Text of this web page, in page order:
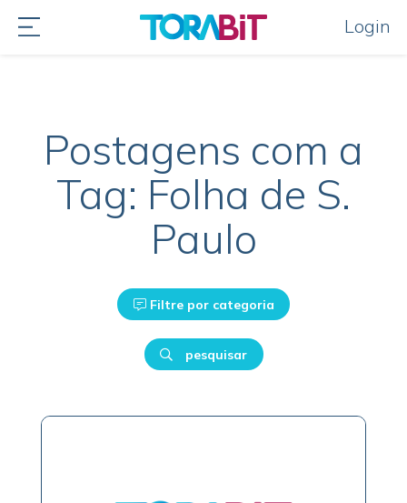
Login
Postagens com a
Tag: Folha de S.
Paulo
Filtre por categoria
pesquisar